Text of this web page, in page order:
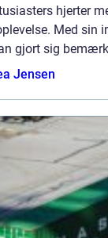
hjerter
Med sin
gjort sig
Jensen